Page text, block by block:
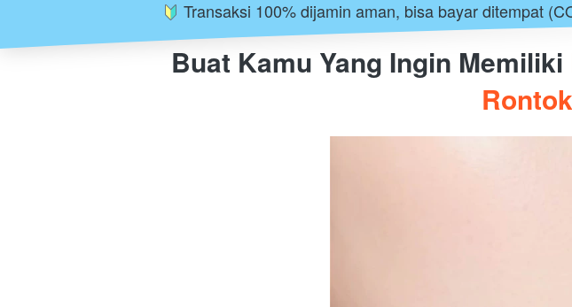
Transaksi 100% dijamin aman, bisa bayar ditempat
Buat Kamu Yang Ingin Memiliki
Rontok